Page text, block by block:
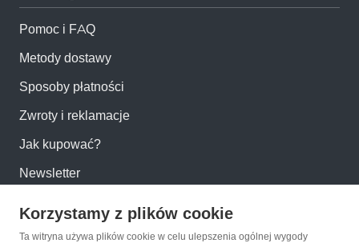
Pomoc i FAQ
Metody dostawy
Sposoby płatności
Zwroty i reklamacje
Jak kupować?
Newsletter
Konto
Korzystamy z plików cookie
Ta witryna używa plików cookie w celu ulepszenia ogólnej wygody